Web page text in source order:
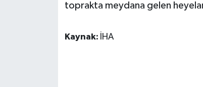
toprakta meydana gelen
Kaynak: İHA